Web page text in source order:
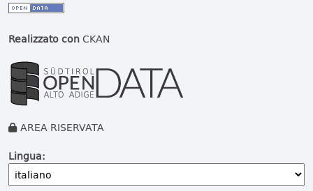
Realizzato conCKAN
AREA RISERVATA
Lingua